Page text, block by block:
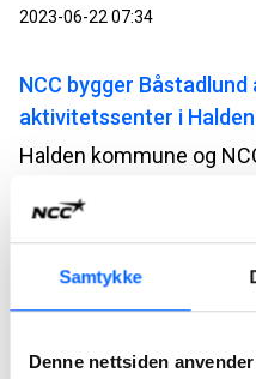
Samtykke
Denne nettsiden
2023-06-22 07:34
NCC bygger
aktivitetssenter i Halden